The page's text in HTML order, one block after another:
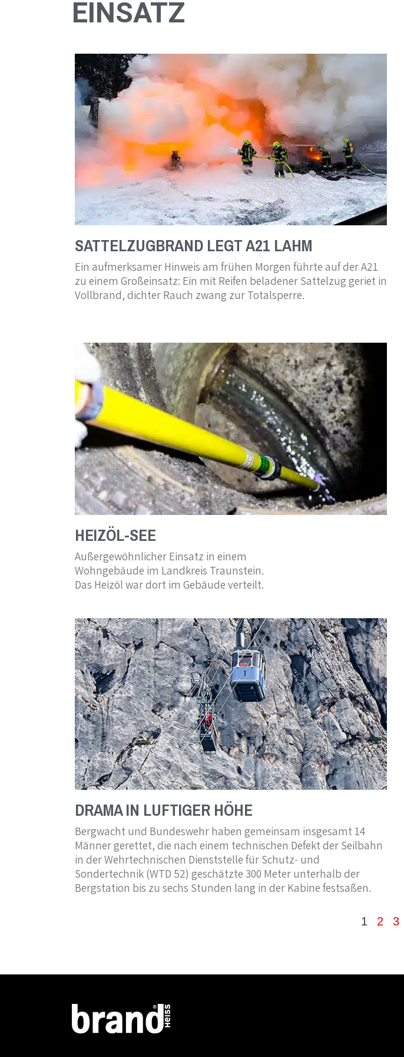
EINSATZ
SATTELZUGBRAND LEGT A21 LAHM
Ein aufmerksamer Hinweis am frühen Morgen führte auf der A21
zu einem Großeinsatz: Ein mit Reifen beladener Sattelzug geriet in
Vollbrand, dichter Rauch zwang zur Totalsperre.
HEIZÖL-SEE
Außergewöhnlicher Einsatz in einem
Wohngebäude im Landkreis Traunstein.
Das Heizöl war dort im Gebäude verteilt.
DRAMA IN LUFTIGER HÖHE
Bergwacht und Bundeswehr haben gemeinsam insgesamt 14
Männer gerettet, die nach einem technischen Defekt der Seilbahn
in der Wehrtechnischen Dienststelle für Schutz- und
Sondertechnik (WTD 52) geschätzte 300 Meter unterhalb der
Bergstation bis zu sechs Stunden lang in der Kabine festsaßen.
1 2 3